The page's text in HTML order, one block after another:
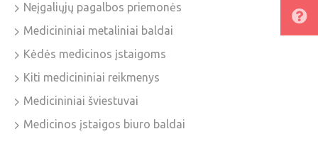
Neįgaliųjų pagalbos priemonės
Medicininiai metaliniai baldai
Kėdės medicinos įstaigoms
Kiti medicininiai reikmenys
Medicininiai šviestuvai
Medicinos įstaigos biuro baldai